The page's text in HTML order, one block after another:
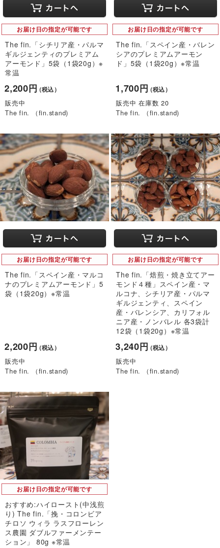
お届け日の指定が可能です
The fin.「シチリア産・パルマ
ギルジェンティのプレミアム
アーモンド」5袋（1袋20g）※
常温
2,200円（税込）
販売中
The fin. （fin.stand)
お届け日の指定が可能です
The fin.「スペイン産・バレン
シアのプレミアムアーモン
ド」5袋（1袋20g）※常温
1,700円（税込）
販売中 在庫数 20
The fin. （fin.stand)
お届け日の指定が可能です
The fin.「スペイン産・マルコ
ナのプレミアムアーモンド」5
袋（1袋20g）※常温
2,200円（税込）
販売中
The fin. （fin.stand)
お届け日の指定が可能です
The fin.「焙煎・焼き立てアー
モンド４種」スペイン産・マ
ルコナ、シチリア産・パルマ
ギルジェンティ、スペイン
産・バレンシア、カリフォル
ニア産・ノンバレル 各3袋計
12袋（1袋20g）※常温
3,240円（税込）
販売中
The fin. （fin.stand)
お届け日の指定が可能です
おすすめ:ハイロースト(中浅煎
り) The fin.「挽・コロンビア
チロソ ウィラ ラスフローレン
ス農園 ダブルファーメンテー
ション」 80g ※常温